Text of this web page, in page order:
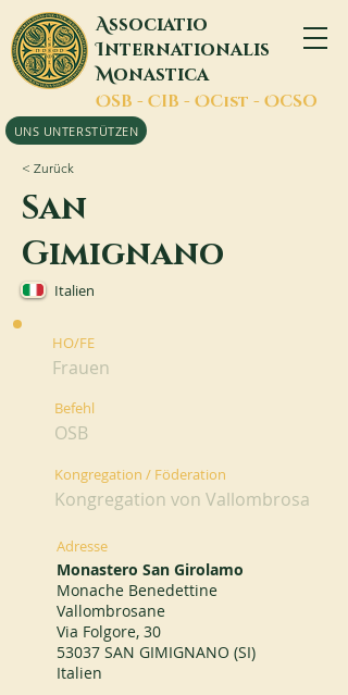
Associatio
Internationalis
Monastica
OSB - CIB - OCist - OCSO
UNS UNTERSTÜTZEN
< Zurück
San
Gimignano
Italien
HO/FE
Frauen
Befehl
OSB
Kongregation / Föderation
Kongregation von Vallombrosa
Adresse
Monastero San Girolamo
Monache Benedettine
Vallombrosane
Via Folgore, 30
53037 SAN GIMIGNANO (SI)
Italien